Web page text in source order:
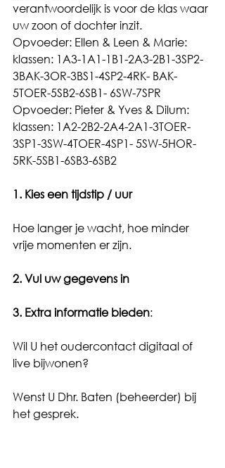
verantwoordelijk is voor de klas waar
uw zoon of dochter inzit.
Opvoeder: Ellen & Leen & Marie:
klassen: 1A3-1A1-1B1-2A3-2B1-3SP2-
3BAK-3OR-3BS1-4SP2-4RK- BAK-
5TOER-5SB2-6SB1- 6SW-7SPR
Opvoeder: Pieter & Yves & Dilum:
klassen: 1A2-2B2-2A4-2A1-3TOER-
3SP1-3SW-4TOER-4SP1- 5SW-5HOR-
5RK-5SB1-6SB3-6SB2
1. Kies een tijdstip / uur
Hoe langer je wacht, hoe minder
vrije momenten er zijn.
2. Vul uw gegevens in
3. Extra informatie bieden:
Wil U het oudercontact digitaal of
live bijwonen?
Wenst U Dhr. Baten (beheerder) bij
het gesprek.